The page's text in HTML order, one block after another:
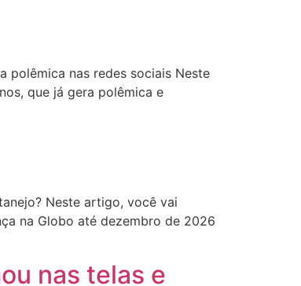
polêmica nas redes sociais Neste
que já gera polêmica e
Neste artigo, você vai
na Globo até dezembro de 2026
nas telas e